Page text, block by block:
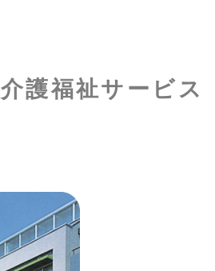
介護福祉サービス